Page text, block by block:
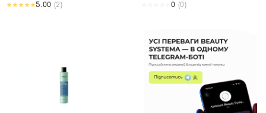
5.00 (2)
0 (0)